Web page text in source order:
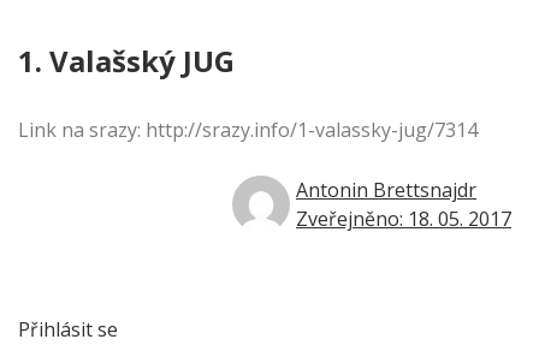
1. Valašský JUG
Link na srazy: http://srazy.info/1-valassky-jug/7314
Antonin Brettsnajdr
Zveřejněno: 18. 05. 2017
Přihlásit se